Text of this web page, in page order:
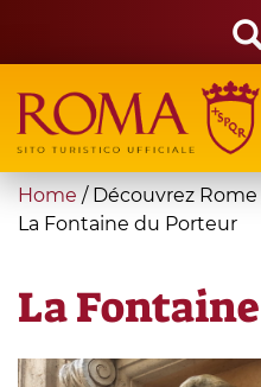
main
content
Search
form
Recherche
You
are
Home / Découvrez Rome
La Fontaine du Porteur
La